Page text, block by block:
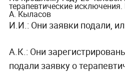
терапевтические исключения.
А. Кыласов
И.И.: Они заявки подали,
А.К.: Они
подали заявку о